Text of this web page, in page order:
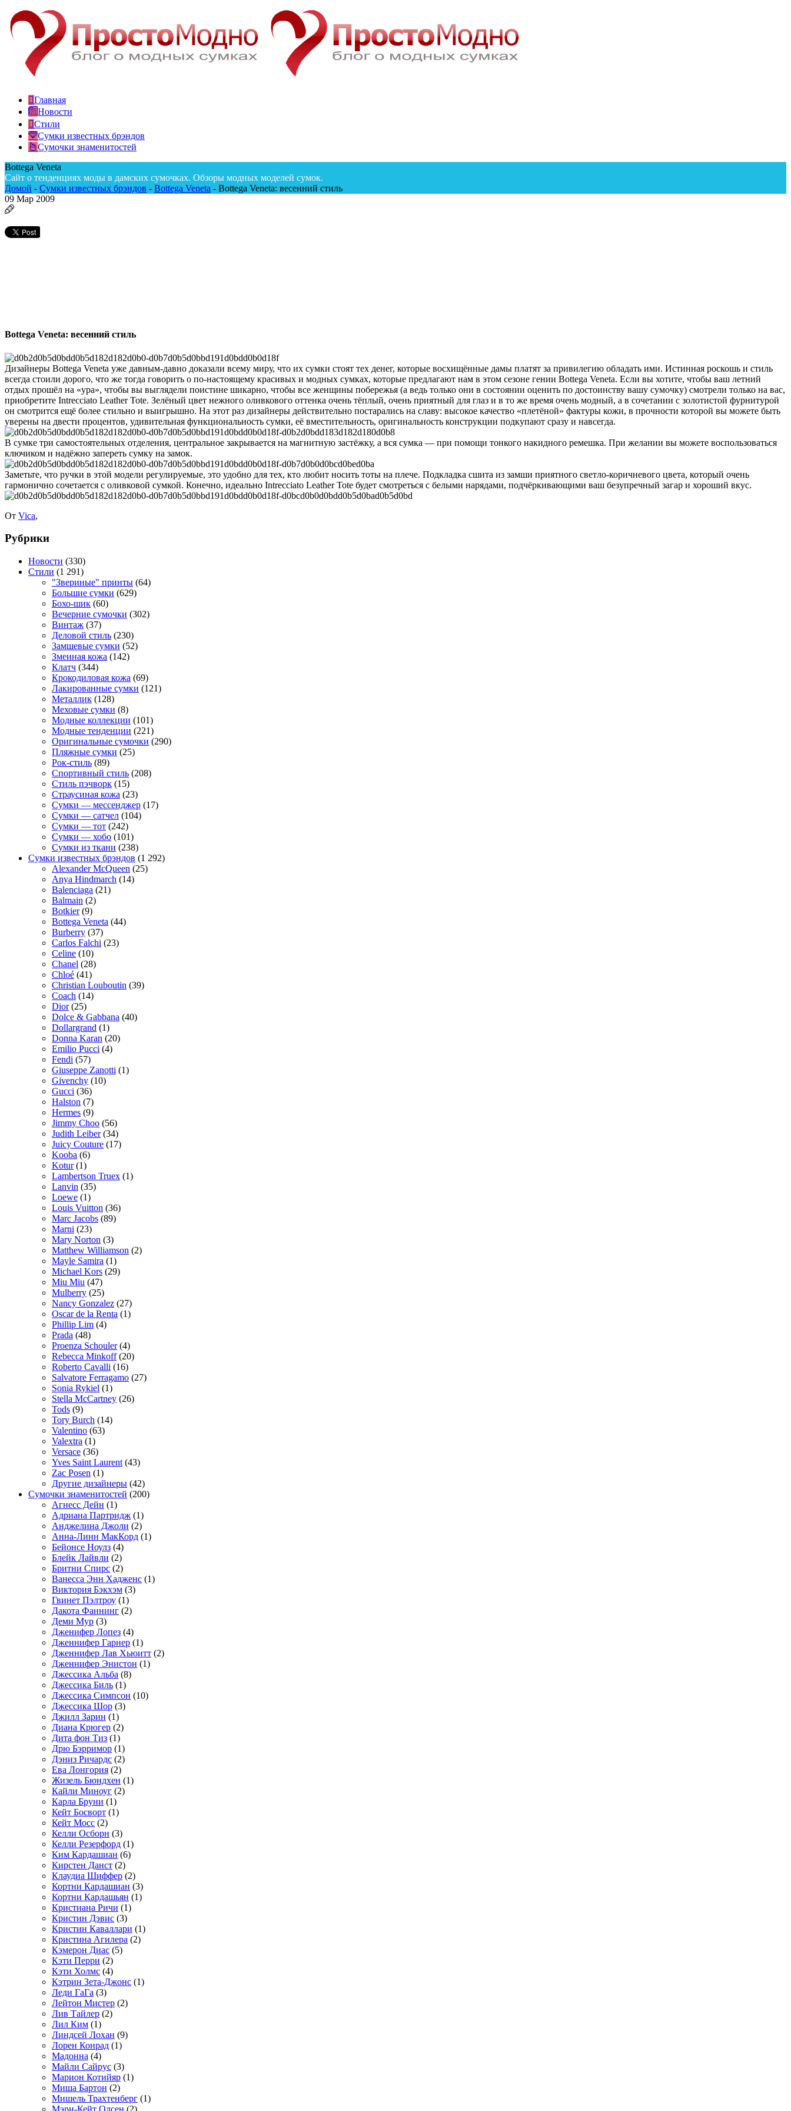
Главная
Новости
Стили
Сумки известных брэндов
Сумочки знаменитостей
Bottega Veneta
Сайт о тенденциях моды в дамских сумочках. Обзоры модных моделей сумок.
Домой - Сумки известных брэндов - Bottega Veneta - Bottega Veneta: весенний стиль
09 Мар 2009
Bottega Veneta: весенний стиль
Дизайнеры Bottega Veneta уже давным-давно доказали всему миру, что их сумки стоят тех денег, которые восхищённые дамы платят за привилегию обладать ими. Истинная роскошь и стиль
всегда стоили дорого, что же тогда говорить о по-настоящему красивых и модных сумках, которые предлагают нам в этом сезоне гении Bottega Veneta. Если вы хотите, чтобы ваш летний
отдых прошёл на «ура», чтобы вы выглядели поистине шикарно, чтобы все женщины побережья (а ведь только они в состоянии оценить по достоинству вашу сумочку) смотрели только на вас,
приобретите Intrecciato Leather Tote. Зелёный цвет нежного оливкового оттенка очень тёплый, очень приятный для глаз и в то же время очень модный, а в сочетании с золотистой фурнитурой
он смотрится ещё более стильно и выигрышно. На этот раз дизайнеры действительно постарались на славу: высокое качество «плетёной» фактуры кожи, в прочности которой вы можете быть
уверены на двести процентов, удивительная функциональность сумки, её вместительность, оригинальность конструкции подкупают сразу и навсегда.
В сумке три самостоятельных отделения, центральное закрывается на магнитную застёжку, а вся сумка — при помощи тонкого накидного ремешка. При желании вы можете воспользоваться
ключиком и надёжно запереть сумку на замок.
Заметьте, что ручки в этой модели регулируемые, это удобно для тех, кто любит носить тоты на плече. Подкладка сшита из замши приятного светло-коричневого цвета, который очень
гармонично сочетается с оливковой сумкой. Конечно, идеально Intrecciato Leather Tote будет смотреться с белыми нарядами, подчёркивающими ваш безупречный загар и хороший вкус.
От Vica,
Рубрики
Новости (330)
Стили (1 291)
"Звериные" принты (64)
Большие сумки (629)
Бохо-шик (60)
Вечерние сумочки (302)
Винтаж (37)
Деловой стиль (230)
Замшевые сумки (52)
Змеиная кожа (142)
Клатч (344)
Крокодиловая кожа (69)
Лакированные сумки (121)
Металлик (128)
Меховые сумки (8)
Модные коллекции (101)
Модные тенденции (221)
Оригинальные сумочки (290)
Пляжные сумки (25)
Рок-стиль (89)
Спортивный стиль (208)
Стиль пэчворк (15)
Страусиная кожа (23)
Сумки — мессенджер (17)
Сумки — сатчел (104)
Сумки — тот (242)
Сумки — хобо (101)
Сумки из ткани (238)
Сумки известных брэндов (1 292)
Alexander McQueen (25)
Anya Hindmarch (14)
Balenciaga (21)
Balmain (2)
Botkier(9)
Bottega Veneta (44)
Burberry (37)
Carlos Falchi (23)
Celine (10)
Chanel (28)
Chloé (41)
Christian Louboutin (39)
Coach (14)
Dior(25)
Dolce & Gabbana (40)
Dollargrand (1)
Donna Karan (20)
Emilio Pucci (4)
Fendi (57)
Giuseppe Zanotti (1)
Givenchy (10)
Gucci (36)
Halston (7)
Hermes (9)
Jimmy Choo (56)
Judith Leiber(34)
Juicy Couture (17)
Kooba (6)
Kotur(1)
Lambertson Truex (1)
Lanvin (35)
Loewe (1)
Louis Vuitton (36)
Marc Jacobs (89)
Marni (23)
Mary Norton (3)
Matthew Williamson (2)
Mayle Samira (1)
Michael Kors (29)
Miu Miu (47)
Mulberry (25)
Nancy Gonzalez (27)
Oscar de la Renta (1)
Phillip Lim (4)
Prada (48)
Proenza Schouler(4)
Rebecca Minkoff(20)
Roberto Cavalli (16)
Salvatore Ferragamo (27)
Sonia Rykiel (1)
Stella McCartney (26)
Tods (9)
Tory Burch (14)
Valentino (63)
Valextra (1)
Versace (36)
Yves Saint Laurent (43)
Zac Posen (1)
Другие дизайнеры (42)
Сумочки знаменитостей (200)
Агнесс Дейн (1)
Адриана Партридж (1)
Анджелина Джоли (2)
Анна-Линн МакКорд (1)
Бейонсе Ноулз (4)
Блейк Лайвли (2)
Бритни Спирс (2)
Ванесса Энн Хадженс (1)
Виктория Бэкхэм (3)
Гвинет Пэлтроу (1)
Дакота Фаннинг (2)
Деми Мур (3)
Дженифер Лопез (4)
Дженнифер Гарнер (1)
Дженнифер Лав Хьюитт (2)
Дженнифер Энистон (1)
Джессика Альба (8)
Джессика Биль (1)
Джессика Симпсон (10)
Джессика Шор (3)
Джилл Зарин (1)
Диана Крюгер (2)
Дита фон Тиз (1)
Дрю Бэрримор (1)
Дэниз Ричардс (2)
Ева Лонгория (2)
Жизель Бюндхен (1)
Кайли Миноуг (2)
Карла Бруни (1)
Кейт Босворт (1)
Кейт Мосс (2)
Келли Осборн (3)
Келли Резерфорд (1)
Ким Кардашиан (6)
Кирстен Данст (2)
Клаудиа Шиффер (2)
Кортни Кардашиан (3)
Кортни Кардашьян (1)
Кристиана Ричи (1)
Кристин Дэвис (3)
Кристин Каваллари (1)
Кристина Агилера (2)
Кэмерон Диас (5)
Кэти Перри (2)
Кэти Холмс (4)
Кэтрин Зета-Джонс (1)
Леди ГаГа (3)
Лейтон Мистер (2)
Лив Тайлер (2)
Лил Ким (1)
Линдсей Лохан (9)
Лорен Конрад (1)
Мадонна (4)
Майли Сайрус (3)
Марион Котийяр (1)
Миша Бартон (2)
Мишель Трахтенберг (1)
Мэри-Кейт Олсен (2)